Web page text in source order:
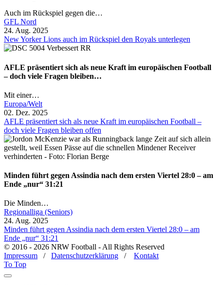
Auch im Rückspiel gegen die…
GFL Nord
24. Aug. 2025
New Yorker Lions auch im Rückspiel den Royals unterlegen
AFLE präsentiert sich als neue Kraft im europäischen Football
– doch viele Fragen bleiben…
Mit einer…
Europa/Welt
02. Dez. 2025
AFLE präsentiert sich als neue Kraft im europäischen Football –
doch viele Fragen bleiben offen
Minden führt gegen Assindia nach dem ersten Viertel 28:0 – am
Ende „nur“ 31:21
Die Minden…
Regionalliga (Seniors)
24. Aug. 2025
Minden führt gegen Assindia nach dem ersten Viertel 28:0 – am
Ende „nur“ 31:21
© 2016 - 2026 NRW Football - All Rights Reserved
Impressum / Datenschutzerklärung / Kontakt
To Top